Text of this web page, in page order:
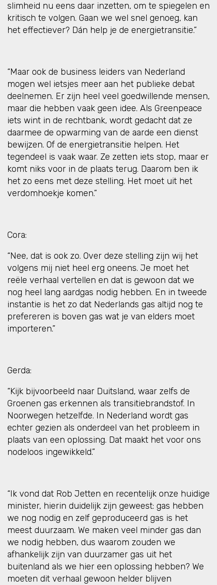
slimheid nu eens daar inzetten, om te spiegelen en
kritisch te volgen. Gaan we wel snel genoeg, kan
het effectiever? Dán help je de energietransitie.”
“Maar ook de business leiders van Nederland
mogen wel ietsjes meer aan het publieke debat
deelnemen. Er zijn heel veel goedwillende mensen,
maar die hebben vaak geen idee. Als Greenpeace
iets wint in de rechtbank, wordt gedacht dat ze
daarmee de opwarming van de aarde een dienst
bewijzen. Of de energietransitie helpen. Het
tegendeel is vaak waar. Ze zetten iets stop, maar er
komt niks voor in de plaats terug. Daarom ben ik
het zo eens met deze stelling. Het moet uit het
verdomhoekje komen.”
Cora:
“Nee, dat is ook zo. Over deze stelling zijn wij het
volgens mij niet heel erg oneens. Je moet het
reële verhaal vertellen en dat is gewoon dat we
nog heel lang aardgas nodig hebben. En in tweede
instantie is het zo dat Nederlands gas altijd nog te
prefereren is boven gas wat je van elders moet
importeren.”
Gerda:
“Kijk bijvoorbeeld naar Duitsland, waar zelfs de
Groenen gas erkennen als transitiebrandstof. In
Noorwegen hetzelfde. In Nederland wordt gas
echter gezien als onderdeel van het probleem in
plaats van een oplossing. Dat maakt het voor ons
nodeloos ingewikkeld.”
“Ik vond dat Rob Jetten en recentelijk onze huidige
minister, hierin duidelijk zijn geweest: gas hebben
we nog nodig en zelf geproduceerd gas is het
meest duurzaam. We maken veel minder gas dan
we nodig hebben, dus waarom zouden we
afhankelijk zijn van duurzamer gas uit het
buitenland als we hier een oplossing hebben? We
moeten dit verhaal gewoon helder blijven